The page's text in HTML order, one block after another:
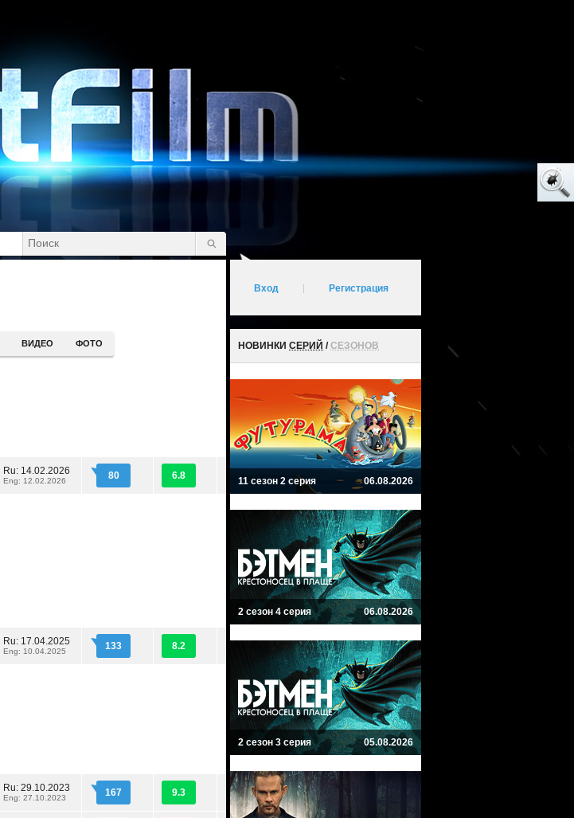
ВИДЕО ФОТО
Ru: 14.02.2026
Eng: 12.02.2026 80 6.8
Ru: 17.04.2025
Eng: 10.04.2025 133 8.2
Ru: 29.10.2023
Eng: 27.10.2023 167 9.3
Вход Регистрация
НОВИНКИ СЕРИЙ /СЕЗОНОВ
11 сезон 2 серия 06.08.2026
2 сезон 4 серия 06.08.2026
2 сезон 3 серия 05.08.2026